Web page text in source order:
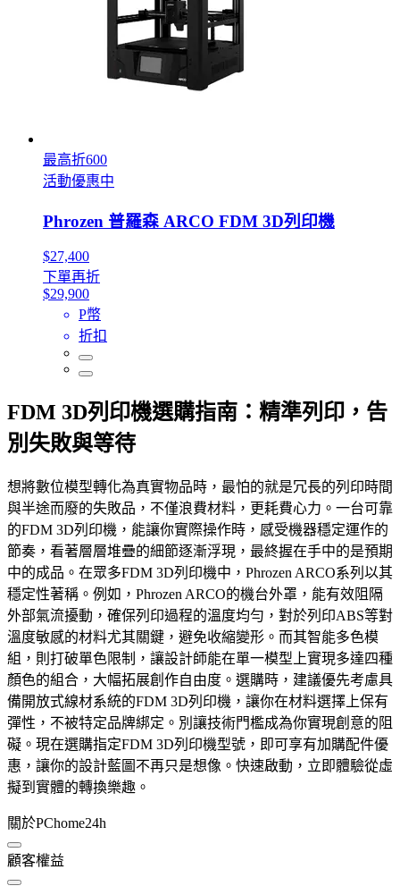
最高折600
活動優惠中
Phrozen 普羅森 ARCO FDM 3D列印機
$27,400
下單再折
$29,900
P幣
折扣
FDM 3D列印機選購指南：精準列印，告
別失敗與等待
想將數位模型轉化為真實物品時，最怕的就是冗長的列印時間
與半途而廢的失敗品，不僅浪費材料，更耗費心力。一台可靠
的FDM 3D列印機，能讓你實際操作時，感受機器穩定運作的
節奏，看著層層堆疊的細節逐漸浮現，最終握在手中的是預期
中的成品。在眾多FDM 3D列印機中，Phrozen ARCO系列以其
穩定性著稱。例如，Phrozen ARCO的機台外罩，能有效阻隔
外部氣流擾動，確保列印過程的溫度均勻，對於列印ABS等對
溫度敏感的材料尤其關鍵，避免收縮變形。而其智能多色模
組，則打破單色限制，讓設計師能在單一模型上實現多達四種
顏色的組合，大幅拓展創作自由度。選購時，建議優先考慮具
備開放式線材系統的FDM 3D列印機，讓你在材料選擇上保有
彈性，不被特定品牌綁定。別讓技術門檻成為你實現創意的阻
礙。現在選購指定FDM 3D列印機型號，即可享有加購配件優
惠，讓你的設計藍圖不再只是想像。快速啟動，立即體驗從虛
擬到實體的轉換樂趣。
關於PChome24h
顧客權益